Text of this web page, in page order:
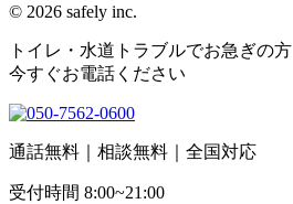
© 2026 safely inc.
トイレ・水道トラブルでお急ぎの方
今すぐお電話ください
通話無料｜相談無料｜全国対応
受付時間 8:00~21:00